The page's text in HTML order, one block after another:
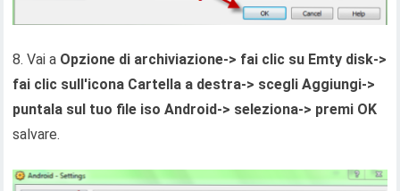
8. Vai a Opzione di archiviazione-> fai clic su Emty disk->
fai clic sull'icona Cartella a destra-> scegli Aggiungi->
puntala sul tuo file iso Android-> seleziona-> premi OK
salvare.